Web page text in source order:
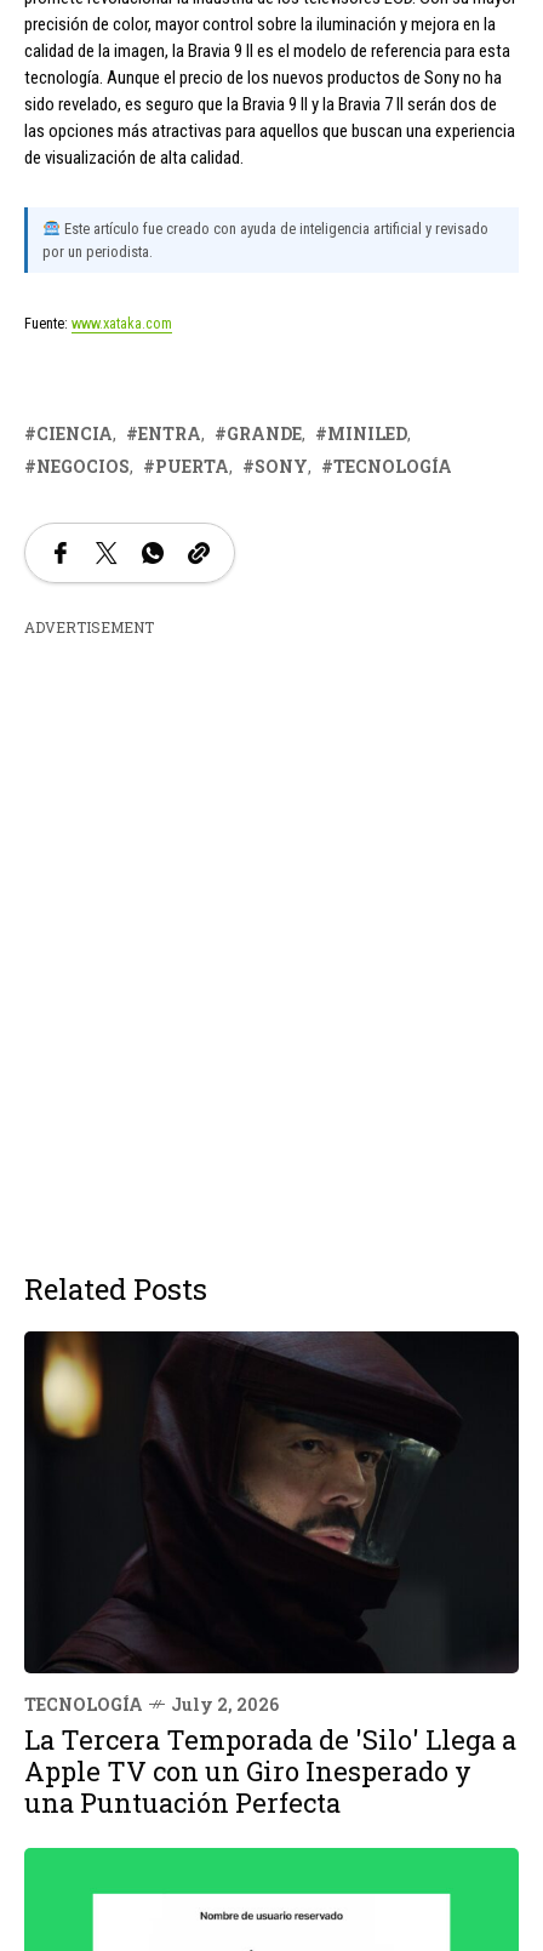
precisión de color, mayor control sobre la iluminación y mejora en la
calidad de la imagen, la Bravia 9 II es el modelo de referencia para esta
tecnología. Aunque el precio de los nuevos productos de Sony no ha
sido revelado, es seguro que la Bravia 9 II y la Bravia 7 II serán dos de
las opciones más atractivas para aquellos que buscan una experiencia
de visualización de alta calidad.
Este artículo fue creado con ayuda de inteligencia artificial y revisado
por un periodista.
Fuente: www.xataka.com
CIENCIA ENTRA GRANDE
MINILED
NEGOCIOS
PUERTA SONY TECNOLOGÍA
ADVERTISEMENT
Related Posts
TECNOLOGÍA July 2, 2026
La Tercera Temporada de 'Silo' Llega a
Apple TV con un Giro Inesperado y
una Puntuación Perfecta